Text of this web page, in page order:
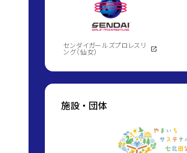
センダイガールズプロレスリ
ング（仙女） open_in_new
施設・団体